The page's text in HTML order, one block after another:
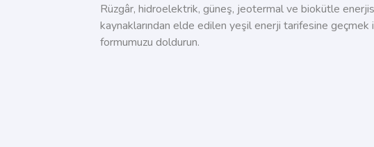
Rüzgâr, hidroelektrik, güneş, jeotermal ve biokütle
kaynaklarından elde edilen yeşil enerji tarifesine geçmek
formumuzu doldurun.